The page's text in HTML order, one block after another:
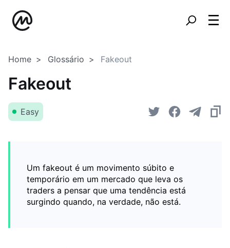
Home Glossário Fakeout
Fakeout
Easy
Um fakeout é um movimento súbito e
temporário em um mercado que leva os
traders a pensar que uma tendência está
surgindo quando, na verdade, não está.